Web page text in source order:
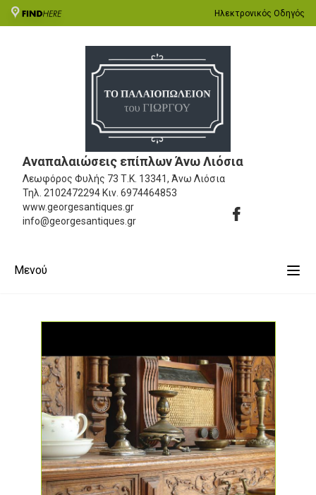
Ηλεκτρονικός Οδηγός
Αναπαλαιώσεις επίπλων Άνω Λιόσια
Λεωφόρος Φυλής 73 Τ.Κ. 13341, Άνω Λιόσια
Τηλ. 2102472294 Κιν. 6974464853
www.georgesantiques.gr
info@georgesantiques.gr
Μενού